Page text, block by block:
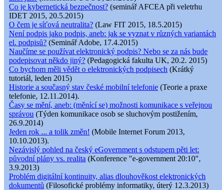
Co je kybernetická bezpečnost? (seminář AFCEA při veletrhu
IDET 2015, 20.5.2015)
O čem je síťová neutralita? (Law FIT 2015, 18.5.2015)
Není podpis jako podpis, aneb: jak se vyznat v různých variantách
el. podpisů? (Seminář Adobe, 17.4.2015)
Naučíme se používat elektronický podpis? Nebo se za nás bude
podepisovat někdo jiný? (Pedagogická fakulta UK, 20.2. 2015)
Co bychom měli vědět o elektronických podpisech (Krátký
tutoriál, leden 2015)
Historie a současný stav české mobilní telefonie (Teorie a praxe
telefonie, 12.11.2014).
Časy se mění, aneb: (měnící se) možnosti komunikace s veřejnou
správou (Týden komunikace osob se sluchovým postižením,
26.9.2014)
Jeden rok ... a tolik změn! (Mobile Internet Forum 2013,
10.10.2013).
Nezávislý pohled na český eGovernment s odstupem pěti let:
původní plány vs. realita (Konference "e-government 20:10",
3.9.2013)
Problém digitální kontinuity, alias dlouhověkost elektronických
dokumentů (Filosofické problémy informatiky, úterý 12.3.2013)